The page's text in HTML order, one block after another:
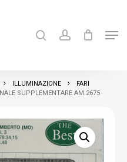
ILLUMINAZIONE
FARI
SUPPLEMENTARE AM.2675
Close